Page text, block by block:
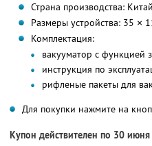
Страна производства: Китай
Размеры устройства: 35 ×
Комплектация:
вакууматор с функцией
инструкция по
рифленые пакеты для
Для покупки нажмите на
Купон действителен по 30